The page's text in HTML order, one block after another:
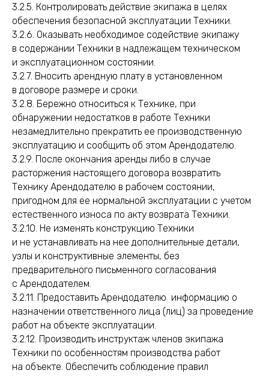
3.2.5. Контролировать действие экипажа в целях
обеспечения безопасной эксплуатации Техники.
3.2.6. Оказывать необходимое содействие экипажу
в содержании Техники в надлежащем техническом
и эксплуатационном состоянии.
3.2.7. Вносить арендную плату в установленном
в договоре размере и сроки.
3.2.8. Бережно относиться к Технике, при
обнаружении недостатков в работе Техники
незамедлительно прекратить ее производственную
эксплуатацию и сообщить об этом Арендодателю.
3.2.9. После окончания аренды либо в случае
расторжения настоящего договора возвратить
Технику Арендодателю в рабочем состоянии,
пригодном для ее нормальной эксплуатации с учетом
естественного износа по акту возврата Техники.
3.2.10. Не изменять конструкцию Техники
и не устанавливать на нее дополнительные детали,
узлы и конструктивные элементы, без
предварительного письменного согласования
с Арендодателем.
3.2.11. Предоставить Арендодателю информацию о
назначении ответственного лица (лиц) за проведение
работ на объекте эксплуатации.
3.2.12. Производить инструктаж членов экипажа
Техники по особенностям производства работ
на объекте. Обеспечить соблюдение правил